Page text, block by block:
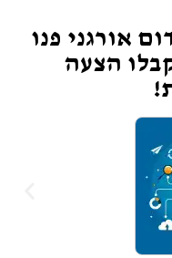
אורגני פנו
הצעה